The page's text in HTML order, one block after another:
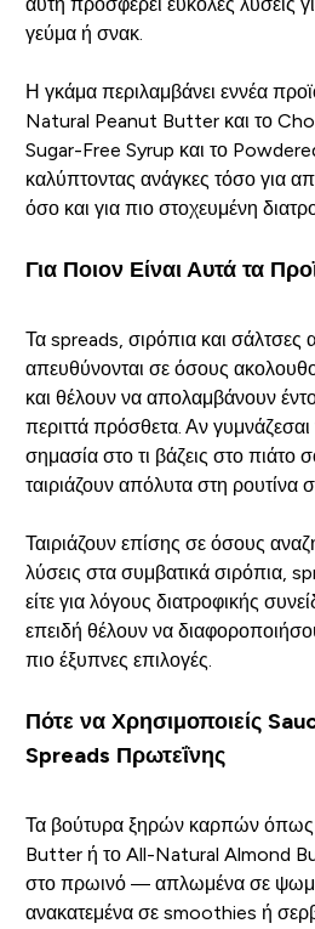
γεύμα ή σνακ.
Η γκάμα περιλαμβάνει εννέα
Natural Peanut Butter και το
Sugar-Free Syrup και το
καλύπτοντας ανάγκες τόσο για
όσο και για πιο στοχευμένη
Για Ποιον Είναι Αυτά τα
Τα spreads, σιρόπια και σάλτσες
απευθύνονται σε όσους
και θέλουν να απολαμβάνουν
περιττά πρόσθετα. Αν γυμνάζεσαι
σημασία στο τι βάζεις στο πιάτο
ταιριάζουν απόλυτα στη ρουτίνα
Ταιριάζουν επίσης σε όσους
λύσεις στα συμβατικά σιρόπια,
είτε για λόγους διατροφικής
επειδή θέλουν να
πιο έξυπνες επιλογές.
Πότε να Χρησιμοποιείς
Spreads Πρωτεΐνης
Τα βούτυρα ξηρών καρπών
Butter ή το All-Natural Almond
στο πρωινό — απλωμένα σε ψωμί
ανακατεμένα σε smoothies ή